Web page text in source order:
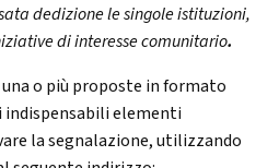
dedizione le singole istituzioni,
di interesse comunitario.
una o più proposte in formato
indispensabili elementi
la segnalazione, utilizzando